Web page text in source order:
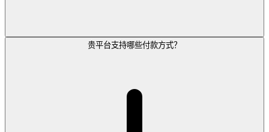
贵平台支持哪些付款方式？